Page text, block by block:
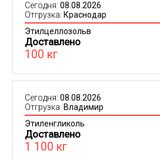
Сегодня: 08.08.2026
Отгрузка: Краснодар
Этилцеллозольв
Доставлено
100 кг
Сегодня: 08.08.2026
Отгрузка: Владимир
Этиленгликоль
Доставлено
1 100 кг